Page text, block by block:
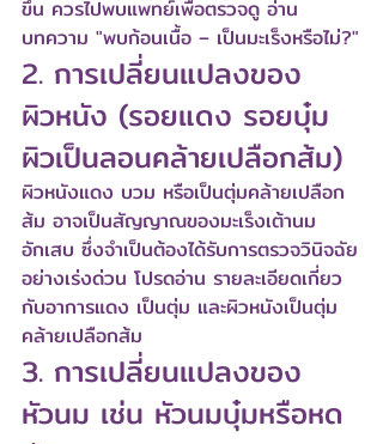
ขึ้น ควรไปพบแพทย์เพื่อตรวจดู อ่าน
บทความ "พบก้อนเนื้อ – เป็นมะเร็งหรือไม่?"
2. การเปลี่ยนแปลงของ
ผิวหนัง (รอยแดง รอยบุ๋ม
ผิวเป็นลอนคล้ายเปลือกส้ม)
ผิวหนังแดง บวม หรือเป็นตุ่มคล้ายเปลือก
ส้ม อาจเป็นสัญญาณของมะเร็งเต้านม
อักเสบ ซึ่งจำเป็นต้องได้รับการตรวจวินิจฉัย
อย่างเร่งด่วน โปรดอ่าน รายละเอียดเกี่ยว
กับอาการแดง เป็นตุ่ม และผิวหนังเป็นตุ่ม
คล้ายเปลือกส้ม
3. การเปลี่ยนแปลงของ
หัวนม เช่น หัวนมบุ๋มหรือหด